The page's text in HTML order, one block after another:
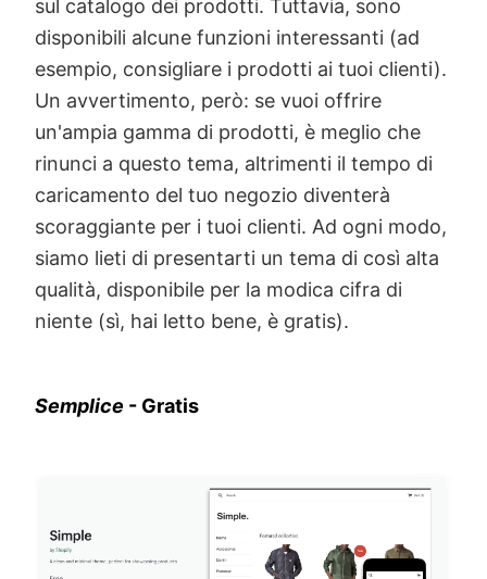
sul catalogo dei prodotti. Tuttavia, sono
disponibili alcune funzioni interessanti (ad
esempio, consigliare i prodotti ai tuoi clienti).
Un avvertimento, però: se vuoi offrire
un'ampia gamma di prodotti, è meglio che
rinunci a questo tema, altrimenti il tempo di
caricamento del tuo negozio diventerà
scoraggiante per i tuoi clienti. Ad ogni modo,
siamo lieti di presentarti un tema di così alta
qualità, disponibile per la modica cifra di
niente (sì, hai letto bene, è gratis).
Semplice - Gratis